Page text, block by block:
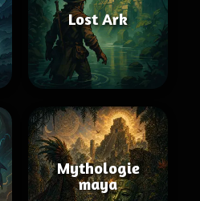
Lost Ark
Mythologie
maya